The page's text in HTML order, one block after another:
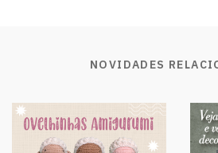
NOVIDADES